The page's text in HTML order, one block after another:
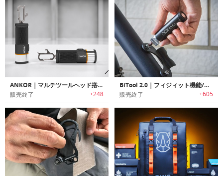
ANKOR｜マルチツールヘッド搭載多機能フラッシュライト「アンカー」
販売終了 +248
BiTool 2.0｜フィジィット機能/フラッシュライト付きキーホルダーサイズマルチツール「バイツール2.0」
販売終了 +605